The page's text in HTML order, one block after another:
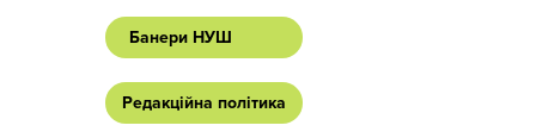
Банери НУШ
Редакційна політика